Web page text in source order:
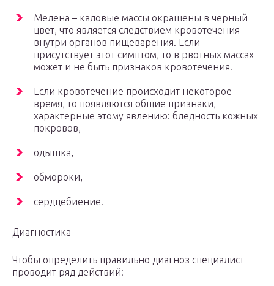
Мелена – каловые массы окрашены в черный
цвет, что является следствием кровотечения
внутри органов пищеварения. Если
присутствует этот симптом, то в рвотных массах
может и не быть признаков кровотечения.
Если кровотечение происходит некоторое
время, то появляются общие признаки,
характерные этому явлению: бледность кожных
покровов,
одышка,
обмороки,
сердцебиение.
Диагностика
Чтобы определить правильно диагноз специалист
проводит ряд действий: